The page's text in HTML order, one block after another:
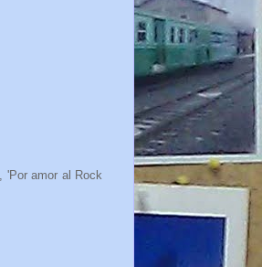
, 'Por amor al Rock